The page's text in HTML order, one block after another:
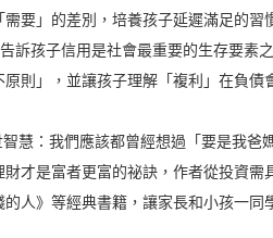
要」的差別，培養孩子延遲滿足的習
訴孩子信用是社會最重要的生存要素
則」，並讓孩子理解「複利」在負債
慧：我們應該都曾經想過「要是我
才是富者更富的祕訣，作者從投資
人》等經典書籍，讓家長和小孩一同